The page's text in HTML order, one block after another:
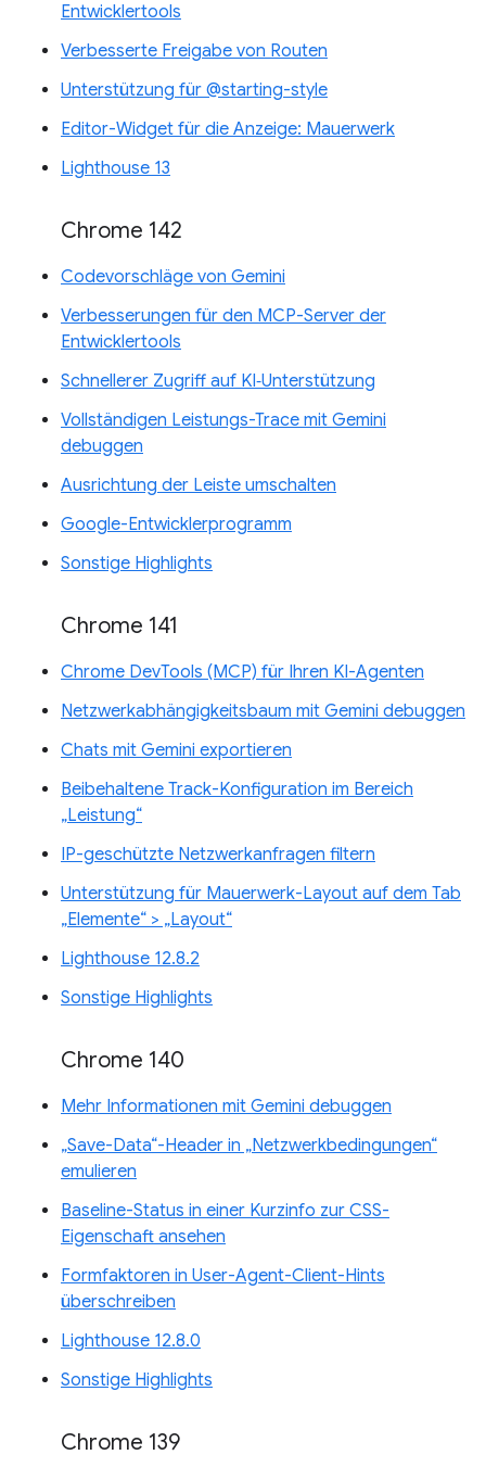
Entwicklertools
Verbesserte Freigabe von Routen
Unterstützung für @starting-style
Editor-Widget für die Anzeige: Mauerwerk
Lighthouse 13
Chrome 142
Codevorschläge von Gemini
Verbesserungen für den MCP-Server der
Entwicklertools
Schnellerer Zugriff auf KI‑Unterstützung
Vollständigen Leistungs-Trace mit Gemini
debuggen
Ausrichtung der Leiste umschalten
Google-Entwicklerprogramm
Sonstige Highlights
Chrome 141
Chrome DevTools (MCP) für Ihren KI-Agenten
Netzwerkabhängigkeitsbaum mit Gemini debuggen
Chats mit Gemini exportieren
Beibehaltene Track-Konfiguration im Bereich
„Leistung“
IP-geschützte Netzwerkanfragen filtern
Unterstützung für Mauerwerk-Layout auf dem Tab
„Elemente“ > „Layout“
Lighthouse 12.8.2
Sonstige Highlights
Chrome 140
Mehr Informationen mit Gemini debuggen
„Save-Data“-Header in „Netzwerkbedingungen“
emulieren
Baseline-Status in einer Kurzinfo zur CSS-
Eigenschaft ansehen
Formfaktoren in User-Agent-Client-Hints
überschreiben
Lighthouse 12.8.0
Sonstige Highlights
Chrome 139